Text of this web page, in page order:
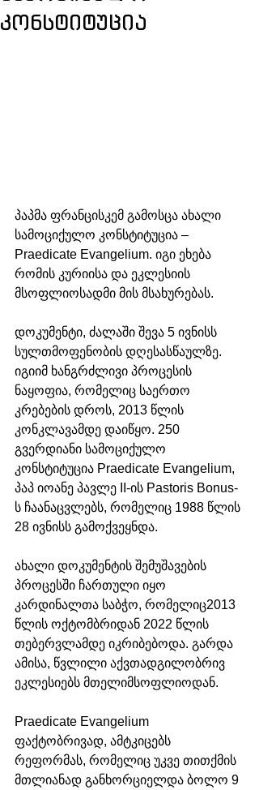
კონსტიტუცია
პაპმა ფრანცისკემ გამოსცა ახალი
სამოციქულო კონსტიტუცია –
Praedicate Evangelium. იგი ეხება
რომის კურიისა და ეკლესიის
მსოფლიოსადმი მის მსახურებას.
დოკუმენტი, ძალაში შევა 5 ივნისს
სულთმოფენობის დღესასწაულზე.
იგიიმ ხანგრძლივი პროცესის
ნაყოფია, რომელიც საერთო
კრებების დროს, 2013 წლის
კონკლავამდე დაიწყო. 250
გვერდიანი სამოციქულო
კონსტიტუცია Praedicate Evangelium,
პაპ იოანე პავლე II-ის Pastoris Bonus-
ს ჩაანაცვლებს, რომელიც 1988 წლის
28 ივნისს გამოქვეყნდა.
ახალი დოკუმენტის შემუშავების
პროცესში ჩართული იყო
კარდინალთა საბჭო, რომელიც2013
წლის ოქტომბრიდან 2022 წლის
თებერვლამდე იკრიბებოდა. გარდა
ამისა, წვლილი აქვთადგილობრივ
ეკლესიებს მთელიმსოფლიოდან.
Praedicate Evangelium
ფაქტობრივად, ამტკიცებს
რეფორმას, რომელიც უკვე თითქმის
მთლიანად განხორციელდა ბოლო 9